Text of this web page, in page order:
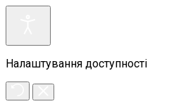
Налаштування доступності